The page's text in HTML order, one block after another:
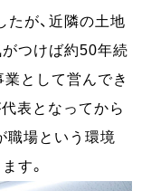
たが、近隣の土地
がつけば約50年続
業として営んでき
表となってから
職場という環境
す。